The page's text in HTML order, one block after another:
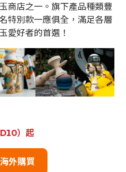
商店之一。旗下產品種類豐
特別款一應俱全，滿足各層
愛好者的首選！
） 起
海外購買